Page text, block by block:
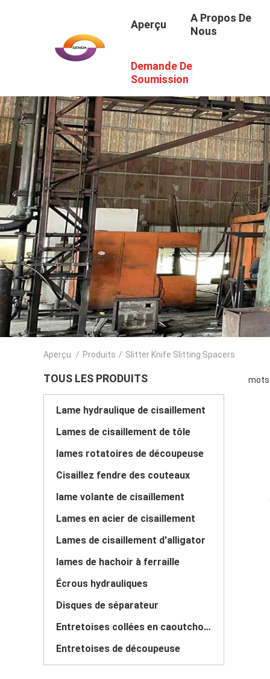
Aperçu
A Propos De
Nous
Demande De
Soumission
Aperçu / Produits / Slitter Knife Slitting Spacers
TOUS LES PRODUITS
Lame hydraulique de cisaillement
Lames de cisaillement de tôle
lames rotatoires de découpeuse
Cisaillez fendre des couteaux
lame volante de cisaillement
Lames en acier de cisaillement
Lames de cisaillement d'alligator
lames de hachoir à ferraille
Écrous hydrauliques
Disques de séparateur
Entretoises collées en caoutchouc
Entretoises de découpeuse
mots